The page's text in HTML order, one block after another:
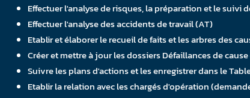
Effectuer l'analyse de risques, la préparation et le suivi
Effectuer l'analyse des accidents de travail (AT)
Etablir et élaborer le recueil de faits et les arbres des
Créer et mettre à jour les dossiers Défaillances de
Suivre les plans d'actions et les enregistrer dans le
Etablir la relation avec les chargés d'opération